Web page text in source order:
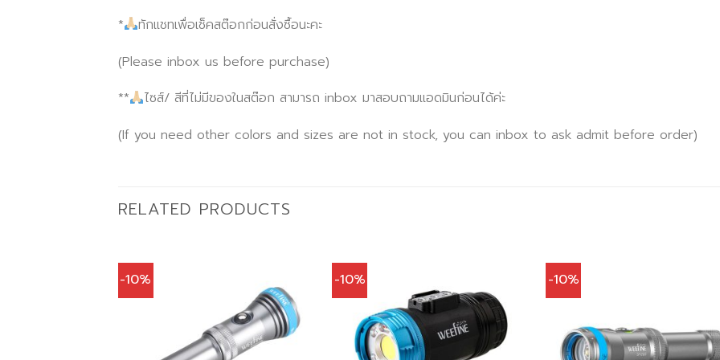
*
ทักแชทเพื่อเช็คสต๊อกก่อนสั่งซื้อนะคะ
(Please inbox us before purchase)
**
ไซส์/ สีที่ไม่มีของในสต๊อก สามารถ inbox มาสอบถามแอดมินก่อนได้ค่ะ
(If you need other colors and sizes are not in stock, you can inbox to ask admit before order)
RELATED PRODUCTS
-10% -10% -10%